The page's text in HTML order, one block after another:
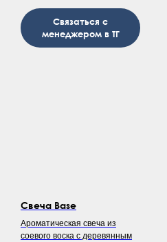
Связаться с
менеджером в ТГ
Свеча Base
Ароматическая свеча из
соевого воска с деревянным